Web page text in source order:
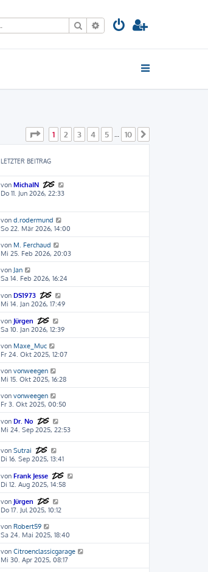
Suche Erweiterte Suche
Seite von10
1 2 3 4 5 … 10
LETZTER BEITRAG
von MichaIN
Do 11. Jun 2026, 22:33
von d.rodermund
So 22. Mär 2026, 14:00
von M. Ferchaud
Mi 25. Feb 2026, 20:03
von Jan
Sa 14. Feb 2026, 16:24
von DS1973
Mi 14. Jan 2026, 17:49
von Jürgen
Sa 10. Jan 2026, 12:39
von Maxe_Muc
Fr 24. Okt 2025, 12:07
von vonweegen
Mi 15. Okt 2025, 16:28
von vonweegen
Fr 3. Okt 2025, 00:50
von Dr. No
Mi 24. Sep 2025, 22:53
von Sutrai
Di 16. Sep 2025, 13:41
von Frank Jesse
Di 12. Aug 2025, 14:58
von Jürgen
Do 17. Jul 2025, 10:12
von Robert59
Sa 24. Mai 2025, 18:40
von Citroenclassicgarage
Mi 30. Apr 2025, 08:17